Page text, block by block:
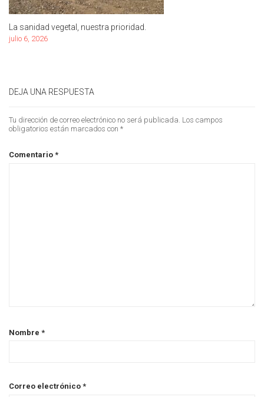
La sanidad vegetal, nuestra prioridad.
julio 6, 2026
DEJA UNA RESPUESTA
Tu dirección de correo electrónico no será publicada. Los campos
obligatorios están marcados con *
Comentario *
Nombre *
Correo electrónico *